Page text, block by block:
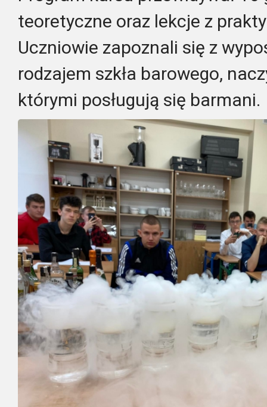
teoretyczne oraz lekcje z
Uczniowie zapoznali się z
rodzajem szkła barowego,
którymi posługują się barmani.